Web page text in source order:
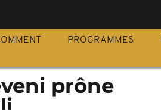
PROGRAMMES
prône